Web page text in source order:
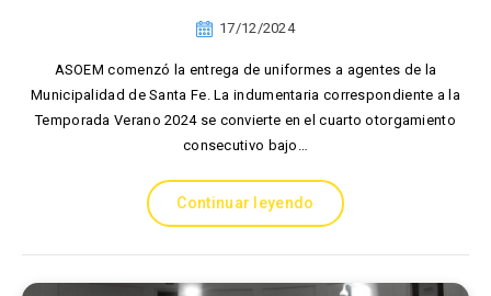
17/12/2024
ASOEM comenzó la entrega de uniformes a agentes de la
Municipalidad de Santa Fe. La indumentaria correspondiente a la
Temporada Verano 2024 se convierte en el cuarto otorgamiento
consecutivo bajo…
Continuar leyendo